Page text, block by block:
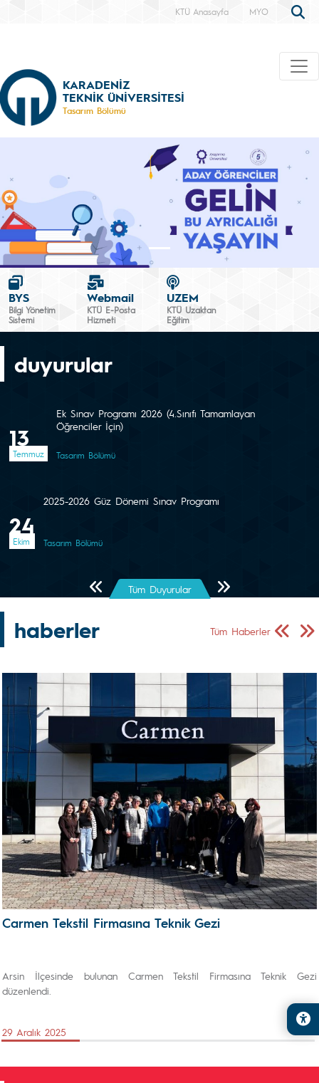
KTÜ Anasayfa MYO
KARADENİZ
TEKNİK ÜNİVERSİTESİ
Tasarım Bölümü
BYS
Bilgi Yönetim
Sistemi
Webmail
KTÜ E-Posta
Hizmeti
UZEM
KTÜ Uzaktan
Eğitim
duyurular
13
Temmuz
Ek Sınav Programı 2026 (4.Sınıfı Tamamlayan
Öğrenciler İçin)
Tasarım Bölümü
24
Ekim
2025-2026 Güz Dönemi Sınav Programı
Tasarım Bölümü
Önceki SayfaTüm Duyurular Sonraki Sayfa
haberler Tüm Haberler
Önceki
Carmen Tekstil Firmasına Teknik Gezi
Arsin İlçesinde bulunan Carmen Tekstil Firmasına Teknik Gezi
düzenlendi.
29 Aralık 2025